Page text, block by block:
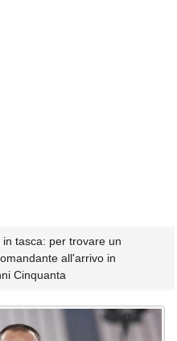
tasca: per trovare un
all'arrivo in
Cinquanta